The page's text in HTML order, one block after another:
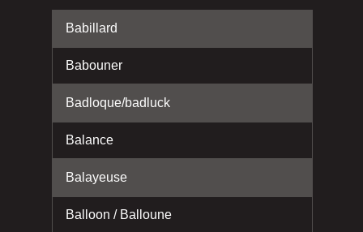
Babillard
Babouner
Badloque/badluck
Balance
Balayeuse
Balloon / Balloune